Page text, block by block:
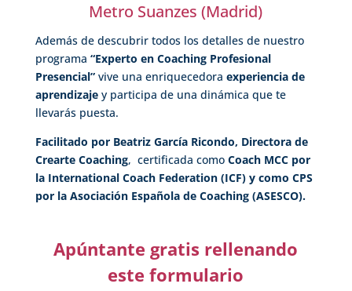
Metro Suanzes (Madrid)
Además de descubrir todos los detalles de nuestro
programa “Experto en Coaching Profesional
Presencial” viveuna enriquecedora experiencia de
aprendizajey participa de una dinámica que te
llevarás puesta.
Facilitado por Beatriz García Ricondo, Directora de
Crearte Coaching, certificada como Coach MCC por
la International Coach Federation (ICF) y como CPS
por la Asociación Española de Coaching (ASESCO).
Apúntante gratis rellenando
este formulario